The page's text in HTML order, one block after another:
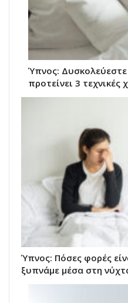
Ύπνος: Δυσκολεύεστε
προτείνει 3
Ύπνος: Πόσες φορές
ξυπνάμε μέσα στη